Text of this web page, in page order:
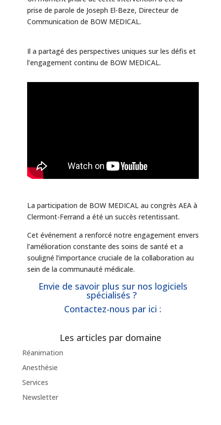
prise de parole de Joseph El-Beze, Directeur de
Communication de BOW MEDICAL.
Il a partagé des perspectives uniques sur les défis et
l’engagement continu de BOW MEDICAL.
La participation de BOW MEDICAL au congrès AEA à
Clermont-Ferrand a été un succès retentissant.
Cet événement a renforcé notre engagement envers
l’amélioration constante des soins de santé et a
souligné l’importance cruciale de la collaboration au
sein de la communauté médicale.
Envie de savoir plus sur nos logiciels
spécialisés ?
Contactez-nous par ici :
Les articles par domaine
Réanimation
Anesthésie
Services
Newsletter